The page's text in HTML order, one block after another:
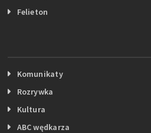
Felieton
Komunikaty
Rozrywka
Kultura
ABC wędkarza